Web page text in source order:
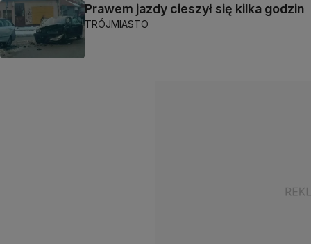
Prawem jazdy cieszył się kilka godzin
TRÓJMIASTO